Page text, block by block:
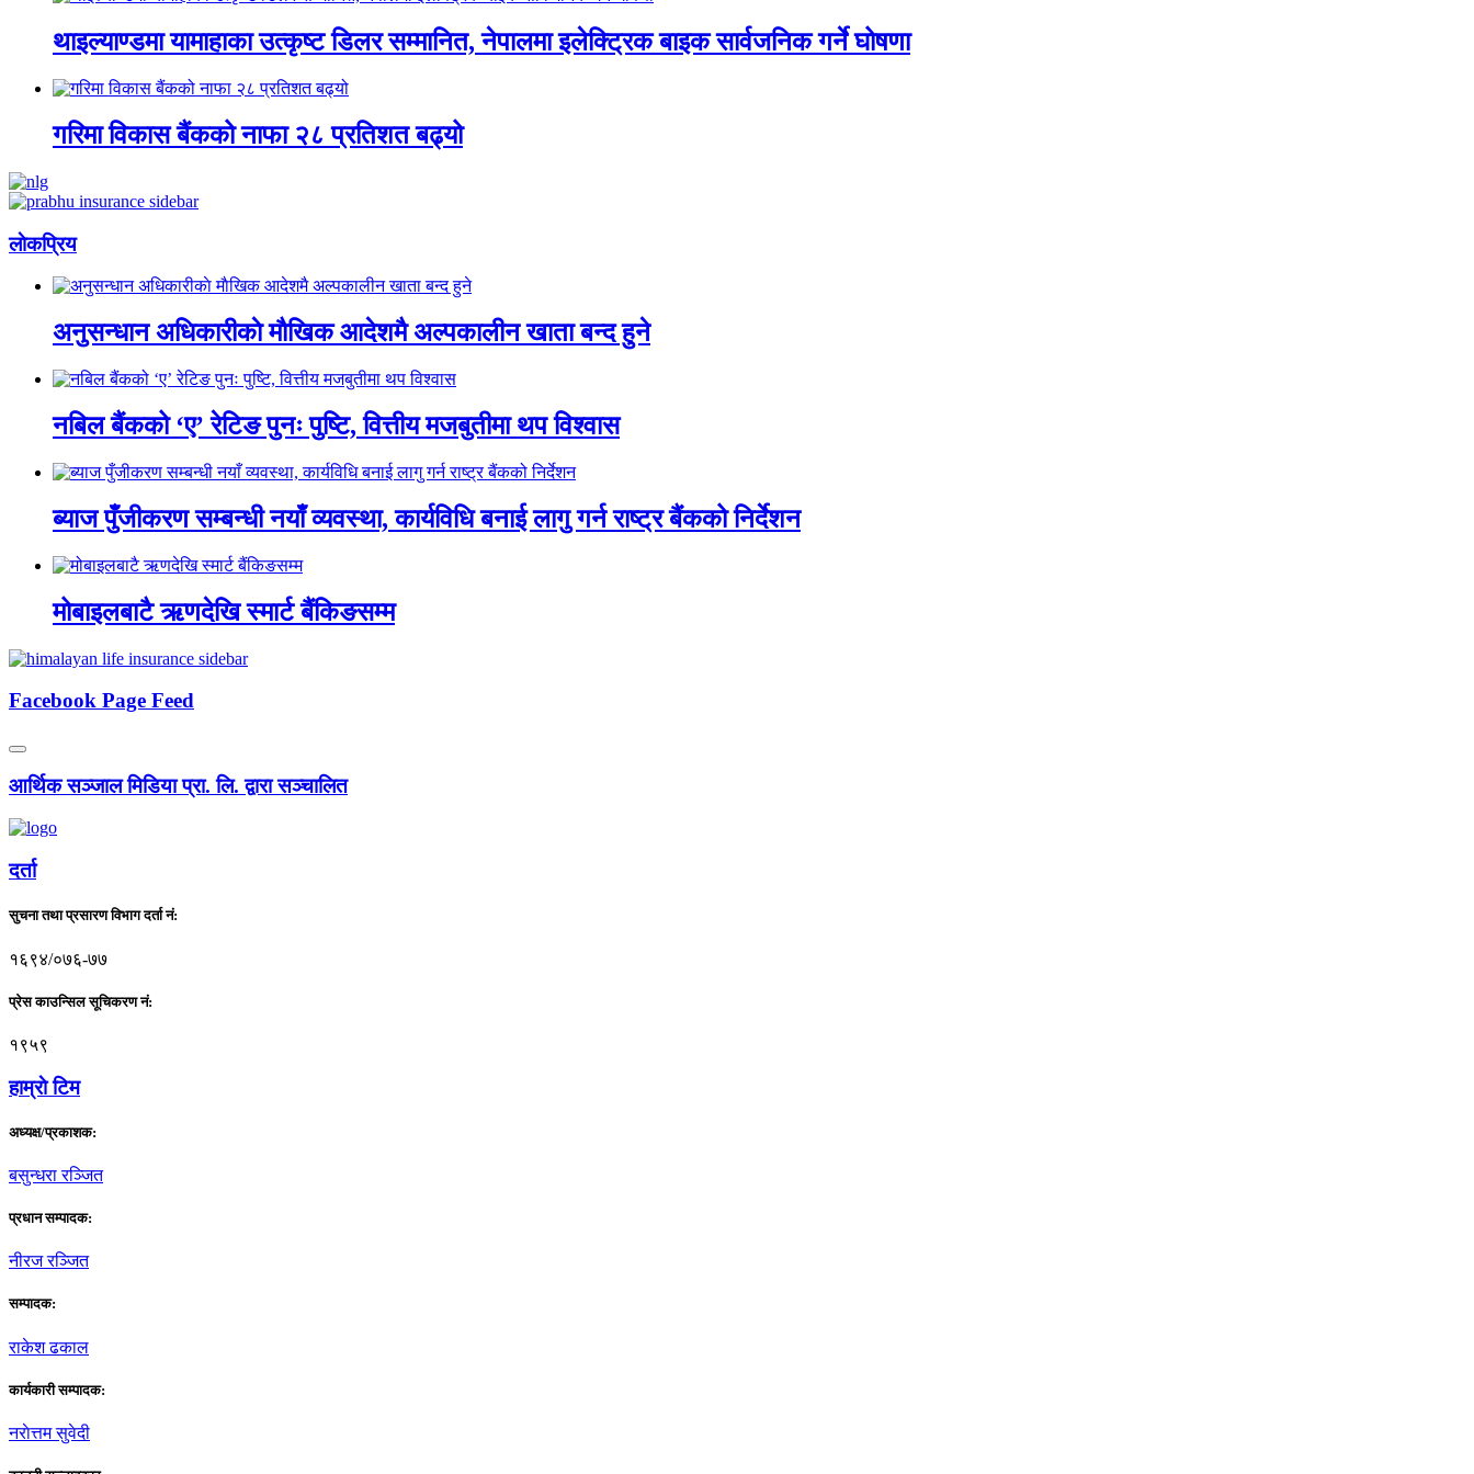
थाइल्याण्डमा यामाहाका उत्कृष्ट डिलर सम्मानित, नेपालमा इलेक्ट्रिक बाइक सार्वजनिक गर्ने घोषणा
गरिमा विकास बैंकको नाफा २८ प्रतिशत बढ्यो
लाेकप्रिय
अनुसन्धान अधिकारीकाे माैखिक आदेशमै अल्पकालीन खाता बन्द हुने
नबिल बैंकको ‘ए’ रेटिङ पुनः पुष्टि, वित्तीय मजबुतीमा थप विश्वास
ब्याज पुँजीकरण सम्बन्धी नयाँ व्यवस्था, कार्यविधि बनाई लागु गर्न राष्ट्र बैंकको निर्देशन
मोबाइलबाटै ऋणदेखि स्मार्ट बैंकिङसम्म
Facebook Page Feed
आर्थिक सञ्जाल मिडिया प्रा. लि. द्वारा सञ्चालित
दर्ता
सुचना तथा प्रसारण विभाग दर्ता नं:
१६९४/०७६-७७
प्रेस काउन्सिल सूचिकरण नं:
१९५९
हाम्राे टिम
अध्यक्ष/प्रकाशक:
बसुन्धरा रञ्जित
प्रधान सम्पादक:
नीरज रञ्जित
सम्पादक:
राकेश ढकाल
कार्यकारी सम्पादक:
नराेत्तम सुवेदी